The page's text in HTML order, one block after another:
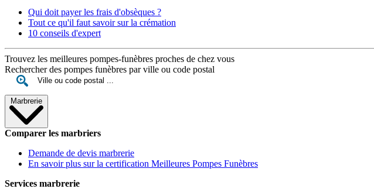
Qui doit payer les frais d'obsèques ?
Tout ce qu'il faut savoir sur la crémation
10 conseils d'expert
Trouvez les meilleures pompes-funèbres proches de chez vous
Rechercher des pompes funèbres par ville ou code postal
Marbrerie
Comparer les marbriers
Demande de devis marbrerie
En savoir plus sur la certification Meilleures Pompes Funèbres
Services marbrerie